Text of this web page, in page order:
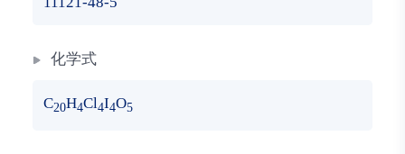
化学式
C20H4Cl4I4O5